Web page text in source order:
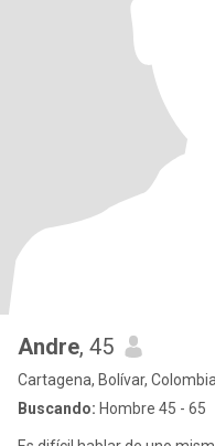
Andre, 45
Cartagena, Bolívar, Colombia
Buscando: Hombre 45 - 65